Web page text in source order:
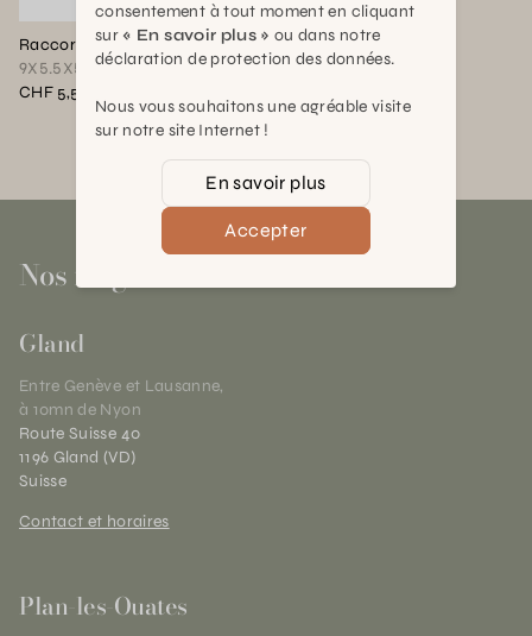
Raccord 25 mm femelle 1
9X5.5X5cm
CHF 5,50
Nos magasins
Gland
Entre Genève et Lausanne,
à 10mn de Nyon
Route Suisse 40
1196 Gland (VD)
Suisse
Contact et horaires
Plan-les-Ouates
consentement à tout moment en cliquant
sur « En savoir plus » ou dans notre
déclaration de protection des données.
Nous vous souhaitons une agréable visite
sur notre site Internet !
En savoir plus
Accepter